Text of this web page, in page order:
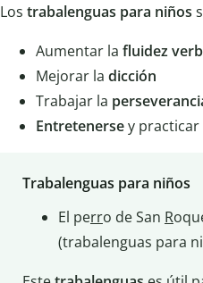
Los trabalenguas para niños
Aumentar la fluidez
Mejorar la dicción
Trabajar la
Entretenersey
Trabalenguas para niños
El perro de San R
(trabalenguas para